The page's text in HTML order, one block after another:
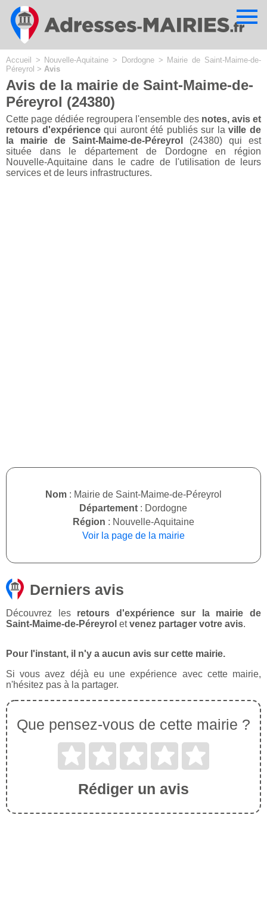
Accueil > Nouvelle-Aquitaine > Dordogne > Mairie de Saint-Maime-de-
Péreyrol > Avis
Avis de la mairie de Saint-Maime-de-
Péreyrol (24380)
Cette page dédiée regroupera l'ensemble des notes, avis et
retours d'expériencequi auront été publiés sur laville de
la mairie de Saint-Maime-de-Péreyrol
(24380) qui est
située dans le département de Dordogne en région
Nouvelle-Aquitaine dans le cadre de l'utilisation de leurs
services et de leurs infrastructures.
Nom : Mairie de Saint-Maime-de-Péreyrol
Département : Dordogne
Région : Nouvelle-Aquitaine
Voir la page de la mairie
Derniers avis
Découvrez les retours d'expérience sur la mairie de
Saint-Maime-de-Péreyrol etvenez partager votre avis.
Pour l'instant, il n'y a aucun avis sur cette mairie.
Si vous avez déjà eu une expérience avec cette mairie,
n'hésitez pas à la partager.
Que pensez-vous de cette mairie ?
Rédiger un avis
Cookies management panel